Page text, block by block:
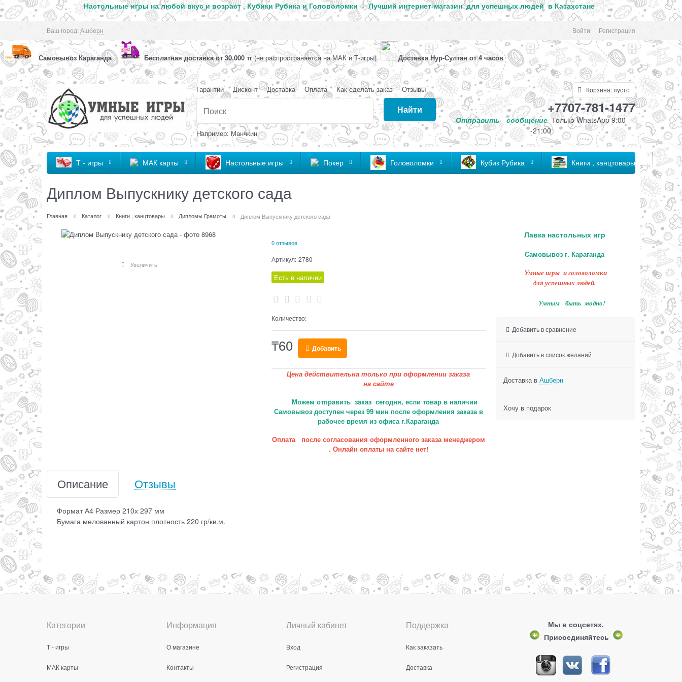
Настольные игры на любой вкус и возраст , Кубики Рубика и Головоломки - Лучший интернет-магазин для успешных людей в Казахстане
Ваш город:Ашберн Войти Регистрация
Самовывоз Караганда Бесплатная доставка от 30.000 тг(не распространяется на МАК и Т-игры) Доставка Нур-Султан от 4 часов
Гарантии Дисконт Доставка Оплата Как сделать заказ Отзывы
Найти
Например: Манчкин
Корзина:пусто
+7707-781-1477
Отправить сообщениеТолько WhatsApp 9:00
-21:00
Т - игры МАК карты Настольные игры Покер Головоломки Кубик Рубика Книги , канцтовары
Диплом Выпускнику детского сада
Главная Каталог Книги , канцтовары Дипломы Грамоты Диплом Выпускнику детского сада
Увеличить
0 отзывов
Артикул: 2780
Есть в наличии
Количество:
₸60 Добавить
Цена действительна только при оформлении заказа
на сайте
Можем отправить заказ сегодня, если товар в наличии
Самовывоз доступен через 99 мин после оформления заказа в
рабочее время из офиса г.Караганда
Оплата после согласования оформленного заказа менеджером
. Онлайн оплаты на сайте нет!
Описание Отзывы
Формат А4 Размер 210х 297 мм
Бумага мелованный картон плотность 220 гр/кв.м.
Лавка настольных игр
Самовывоз г. Караганда
Умные игры и головоломки
для успешных людей.
Умным быть модно!
Добавить в сравнение
Добавить в список желаний
Доставка в Ашберн
Хочу в подарок
Категории
Т - игры
МАК карты
Информация
О магазине
Контакты
Личный кабинет
Вход
Регистрация
Поддержка
Как заказать
Доставка
Мы в соцсетях.
Присоединяйтесь